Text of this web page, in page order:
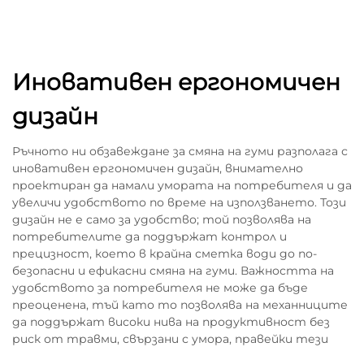
Иновативен ергономичен
дизайн
Ръчното ни обзавеждане за смяна на гуми разполага с
иновативен ергономичен дизайн, внимателно
проектиран да намали умората на потребителя и да
увеличи удобството по време на използването. Този
дизайн не е само за удобство; той позволява на
потребителите да поддържат контрол и
прецизност, което в крайна сметка води до по-
безопасни и ефикасни смяна на гуми. Важността на
удобството за потребителя не може да бъде
преоценена, тъй като то позволява на механниците
да поддържат високи нива на продуктивност без
риск от травми, свързани с умора, правейки тези